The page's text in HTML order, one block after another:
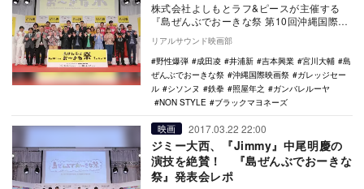
株式会社よしもとラフ&ピースが主催する
『島ぜんぶでおーきな祭 第10回沖縄国際映
画祭』の概要発表会見が3月20日に行われ…
リアルサウンド映画部
野性爆弾
成田凌 井浦新 吉本興業 宮川大輔
島
ぜんぶでおーきな祭
沖縄国際映画祭
ガレッジセー
ル
シソンヌ 鉄拳 照屋年之
ガンバレルーヤ
NON STYLE
ブラックマヨネーズ
映画 2017.03.22 22:00
ジミー大西、『Jimmy』中尾明慶の
演技を絶賛！ 『島ぜんぶでおーきな
祭』発表会レポ